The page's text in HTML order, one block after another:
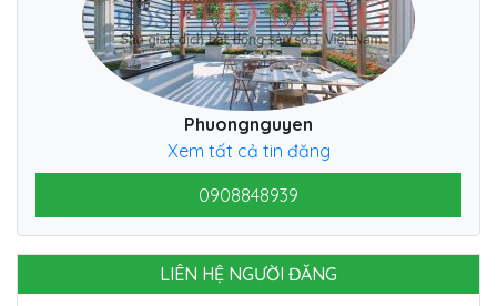
Phuongnguyen
Xem tất cả tin đăng
0908848939
LIÊN HỆ NGƯỜI ĐĂNG